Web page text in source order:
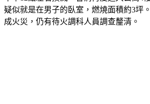
疑似就是在男子的臥室，燃燒面積約3坪
成火災，仍有待火調科人員調查釐清。